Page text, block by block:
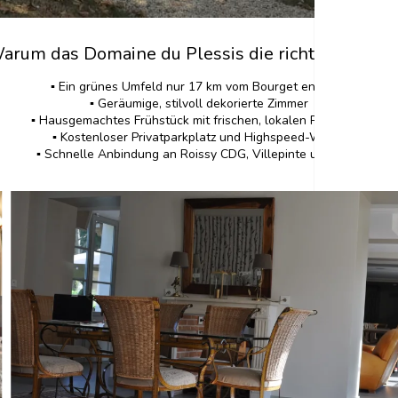
das Domaine du Plessis die richtige Wahl
▪️ Ein grünes Umfeld nur 17 km vom Bourget entfernt
▪️ Geräumige, stilvoll dekorierte Zimmer
▪️ Hausgemachtes Frühstück mit frischen, lokalen Produkten
▪️ Kostenloser Privatparkplatz und Highspeed-WLAN
▪️ Schnelle Anbindung an Roissy CDG, Villepinte und Paris